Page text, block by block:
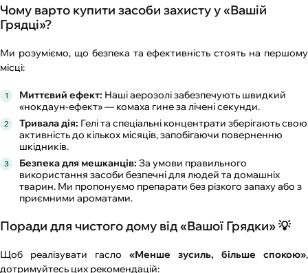
Чому варто купити засоби захисту у «Вашій
Грядці»?
Ми розуміємо, що безпека та ефективність стоять на першому
місці:
Миттєвий ефект: Наші аерозолі забезпечують швидкий
«нокдаун-ефект» — комаха гине за лічені секунди.
Тривала дія: Гелі та спеціальні концентрати зберігають свою
активність до кількох місяців, запобігаючи поверненню
шкідників.
Безпека для мешканців: За умови правильного
використання засоби безпечні для людей та домашніх
тварин. Ми пропонуємо препарати без різкого запаху або з
приємними ароматами.
Поради для чистого дому від «Вашої Грядки» 💡
Щоб реалізувати гасло «Менше зусиль, більше спокою»,
дотримуйтесь цих рекомендацій: